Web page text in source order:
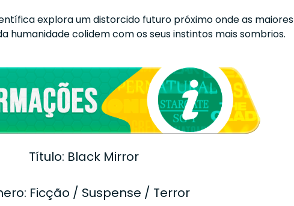
explora um distorcido futuro próximo onde as maiores
humanidade colidem com os seus instintos mais sombrios.
Título: Black Mirror
Ficção / Suspense / Terror